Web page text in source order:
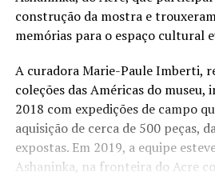
construção da mostra e
memórias para o espaço cultural
A curadora Marie-Paule Imberti,
coleções das Américas do
2018 com expedições de campo
aquisição de cerca de 500 peças,
expostas. Em 2019, a equipe
Ashaninka, na fronteira do Acre